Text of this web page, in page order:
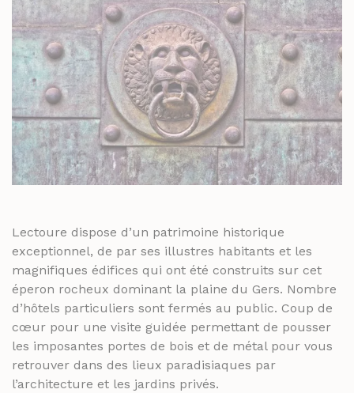
Lectoure dispose d’un patrimoine historique
exceptionnel, de par ses illustres habitants et les
magnifiques édifices qui ont été construits sur cet
éperon rocheux dominant la plaine du Gers. Nombre
d’hôtels particuliers sont fermés au public. Coup de
cœur pour une visite guidée permettant de pousser
les imposantes portes de bois et de métal pour vous
retrouver dans des lieux paradisiaques par
l’architecture et les jardins privés.